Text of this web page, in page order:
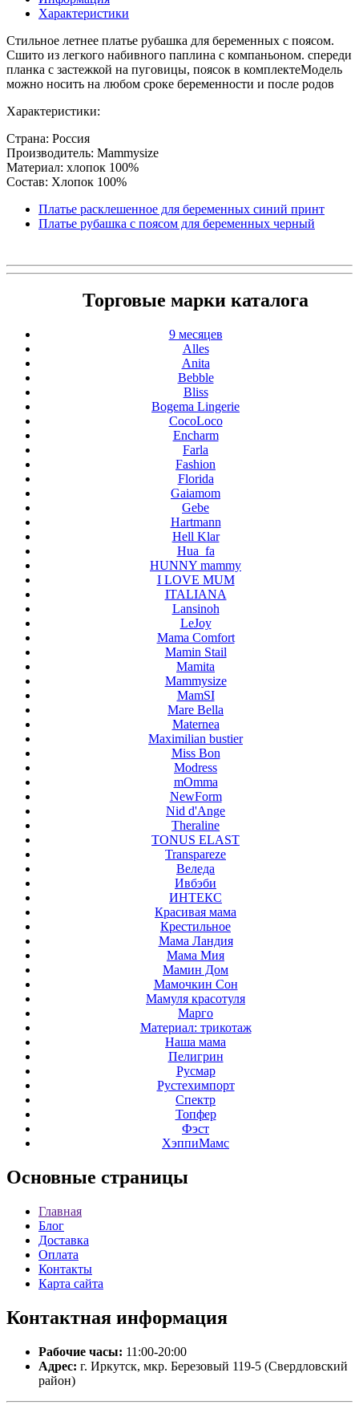
Характеристики
Стильное летнее платье рубашка для беременных с поясом.
Сшито из легкого набивного паплина с компаньоном. спереди
планка с застежкой на пуговицы, поясок в комплектеМодель
можно носить на любом сроке беременности и после родов
Характеристики:
Страна: Россия
Производитель: Mammysize
Материал: хлопок 100%
Состав: Хлопок 100%
Платье расклешенное для беременных синий принт
Платье рубашка с поясом для беременных черный
Торговые марки каталога
9 месяцев
Alles
Anita
Bebble
Bliss
Bogema Lingerie
CocoLoco
Encharm
Farla
Fashion
Florida
Gaiamom
Gebe
Hartmann
Hell Klar
Hua_fa
HUNNY mammy
I LOVE MUM
ITALIANA
Lansinoh
LeJoy
Mama Comfort
Mamin Stail
Mamita
Mammysize
MamSI
Mare Bella
Maternea
Maximilian bustier
Miss Bon
Modress
mOmma
NewForm
Nid d'Ange
Theraline
TONUS ELAST
Transpareze
Веледа
Ивбэби
ИНТЕКС
Красивая мама
Крестильное
Мама Ландия
Мама Мия
Мамин Дом
Мамочкин Сон
Мамуля красотуля
Марго
Материал: трикотаж
Наша мама
Пелигрин
Русмар
Рустехимпорт
Спектр
Топфер
Фэст
ХэппиМамс
Основные страницы
Главная
Блог
Доставка
Оплата
Контакты
Карта сайта
Контактная информация
Рабочие часы: 11:00-20:00
Адрес: г. Иркутск, мкр. Березовый 119-5 (Свердловский
район)